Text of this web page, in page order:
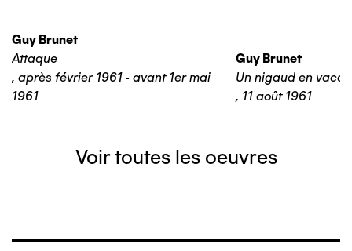
Guy Brunet
Attaque
, après février 1961 - avant 1er mai
1961
Guy Brunet
Un nigaud en
, 11 août 1961
Voir toutes les oeuvres